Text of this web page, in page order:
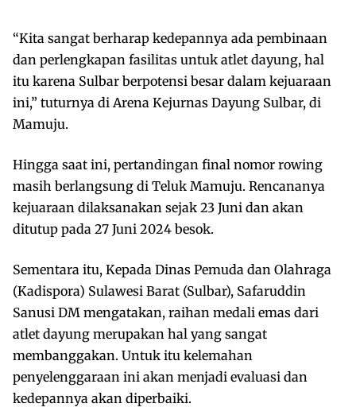
“Kita sangat berharap kedepannya ada pembinaan
dan perlengkapan fasilitas untuk atlet dayung, hal
itu karena Sulbar berpotensi besar dalam kejuaraan
ini,” tuturnya di Arena Kejurnas Dayung Sulbar, di
Mamuju.
Hingga saat ini, pertandingan final nomor rowing
masih berlangsung di Teluk Mamuju. Rencananya
kejuaraan dilaksanakan sejak 23 Juni dan akan
ditutup pada 27 Juni 2024 besok.
Sementara itu, Kepada Dinas Pemuda dan Olahraga
(Kadispora) Sulawesi Barat (Sulbar), Safaruddin
Sanusi DM mengatakan, raihan medali emas dari
atlet dayung merupakan hal yang sangat
membanggakan. Untuk itu kelemahan
penyelenggaraan ini akan menjadi evaluasi dan
kedepannya akan diperbaiki.